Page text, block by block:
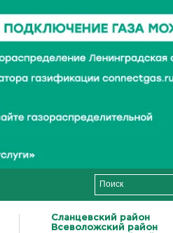
Сланцевский район
Всеволожский район